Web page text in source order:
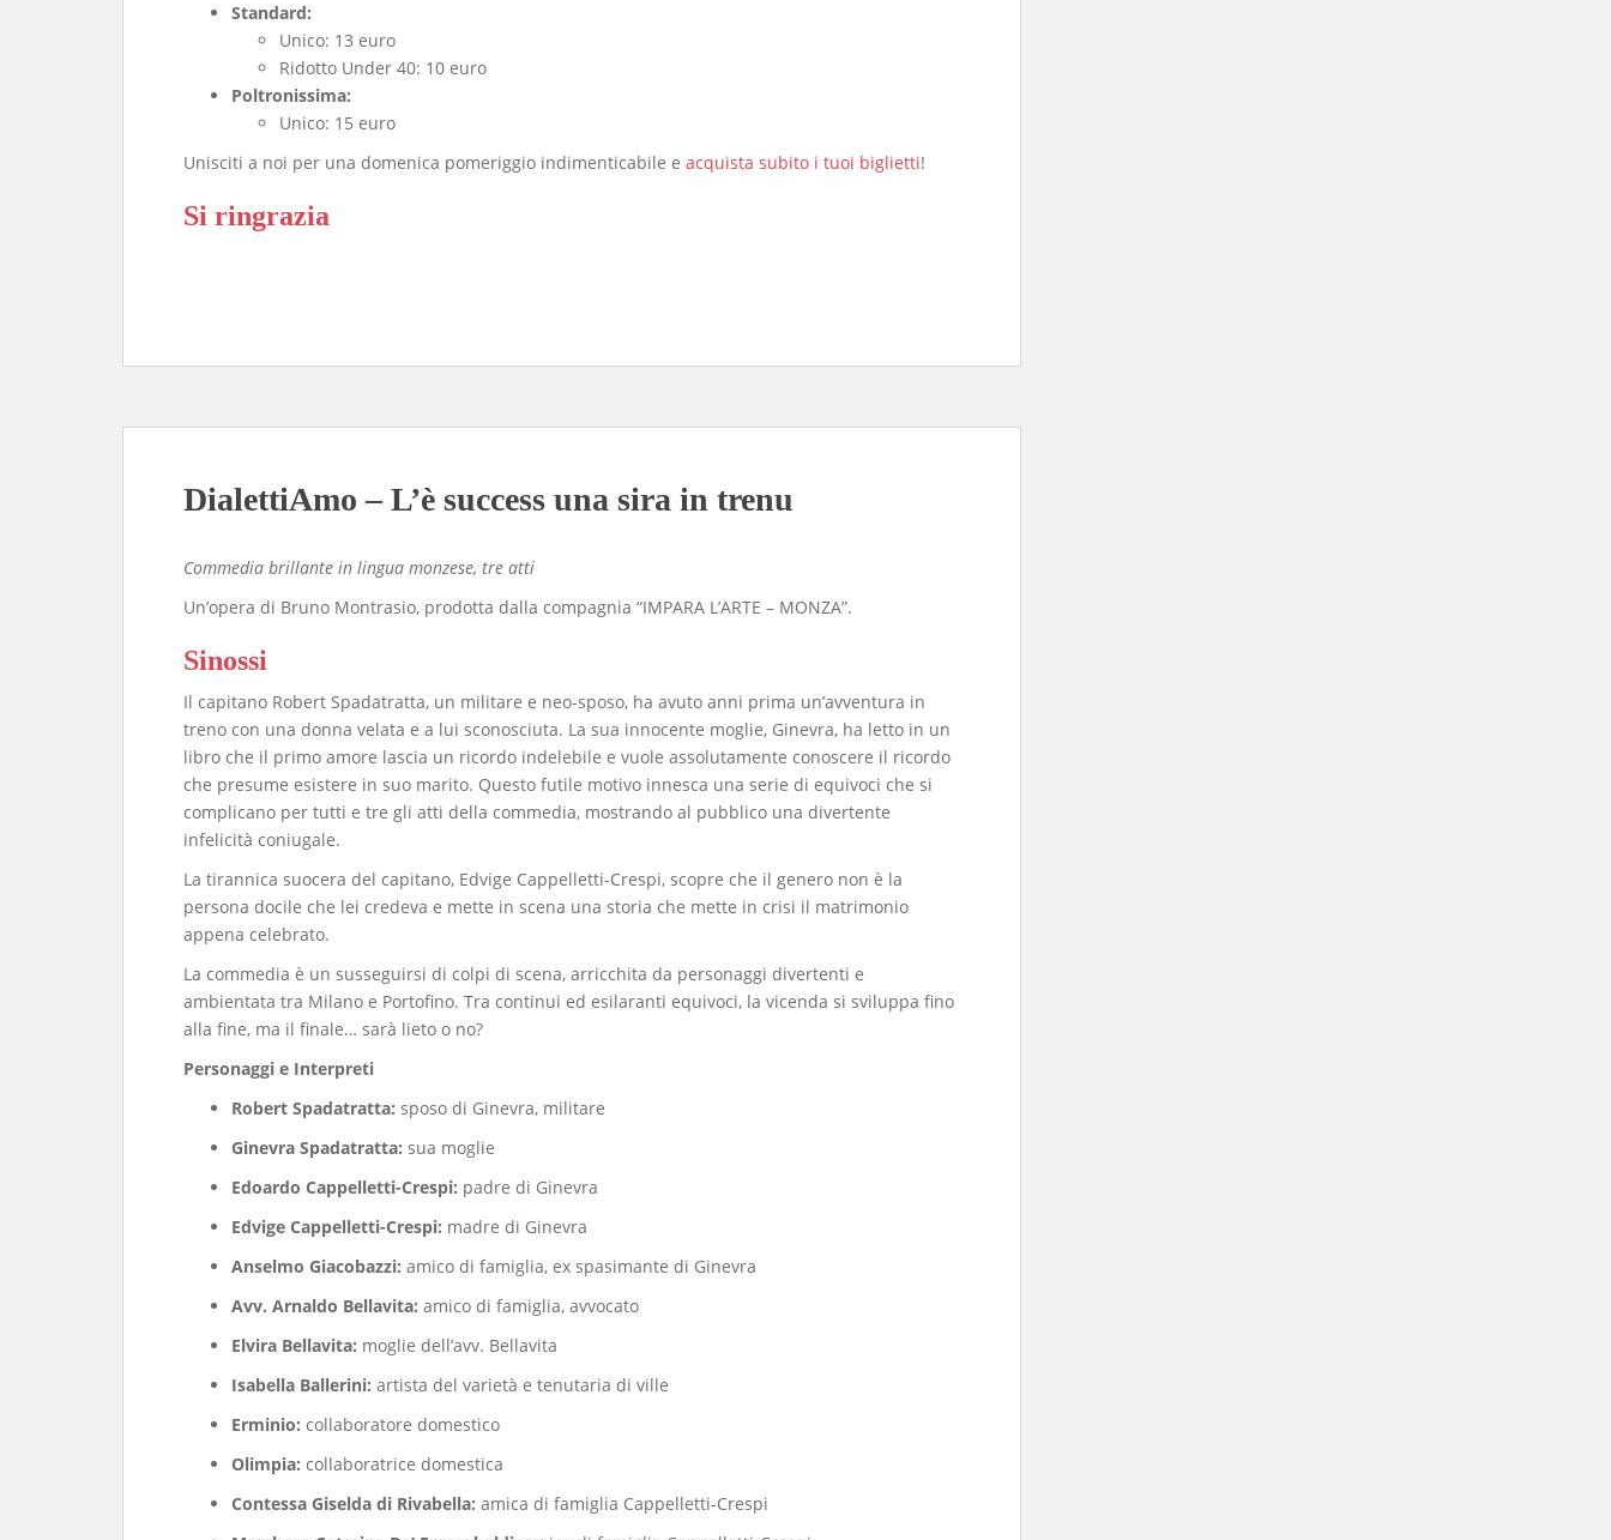
Standard:
Unico: 13 euro
Ridotto Under 40: 10 euro
Poltronissima:
Unico: 15 euro
Unisciti a noi per una domenica pomeriggio indimenticabile e acquista subito i tuoi biglietti!
Si ringrazia
DialettiAmo – L’è success una sira in trenu
Commedia brillante in lingua monzese, tre atti
​Un’opera di Bruno Montrasio, prodotta dalla compagnia “IMPARA L’ARTE – MONZA”.
Sinossi
​Il capitano Robert Spadatratta, un militare e neo-sposo, ha avuto anni prima un’avventura in
treno con una donna velata e a lui sconosciuta. La sua innocente moglie, Ginevra, ha letto in un
libro che il primo amore lascia un ricordo indelebile e vuole assolutamente conoscere il ricordo
che presume esistere in suo marito. Questo futile motivo innesca una serie di equivoci che si
complicano per tutti e tre gli atti della commedia, mostrando al pubblico una divertente
infelicità coniugale.
​La tirannica suocera del capitano, Edvige Cappelletti-Crespi, scopre che il genero non è la
persona docile che lei credeva e mette in scena una storia che mette in crisi il matrimonio
appena celebrato.
​La commedia è un susseguirsi di colpi di scena, arricchita da personaggi divertenti e
ambientata tra Milano e Portofino. Tra continui ed esilaranti equivoci, la vicenda si sviluppa fino
alla fine, ma il finale… sarà lieto o no?
Personaggi e Interpreti
Robert Spadatratta: sposo di Ginevra, militare
Ginevra Spadatratta: sua moglie
Edoardo Cappelletti-Crespi: padre di Ginevra
Edvige Cappelletti-Crespi: madre di Ginevra
Anselmo Giacobazzi: amico di famiglia, ex spasimante di Ginevra
Avv. Arnaldo Bellavita: amico di famiglia, avvocato
Elvira Bellavita: moglie dell’avv. Bellavita
Isabella Ballerini: artista del varietà e tenutaria di ville
Erminio: collaboratore domestico
Olimpia: collaboratrice domestica
Contessa Giselda di Rivabella: amica di famiglia Cappelletti-Crespi